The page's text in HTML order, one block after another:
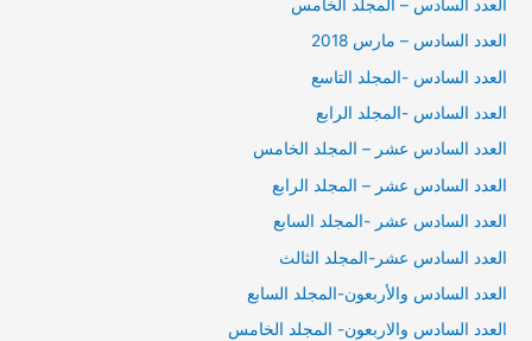
العدد السادس – المجلد الخامس
العدد السادس – مارس 2018
العدد السادس -المجلد التاسع
العدد السادس -المجلد الرابع
العدد السادس عشر – المجلد الخامس
العدد السادس عشر – المجلد الرابع
العدد السادس عشر -المجلد السابع
العدد السادس عشر-المجلد الثالث
العدد السادس والأربعون-المجلد السابع
العدد السادس والاربعون- المجلد الخامس